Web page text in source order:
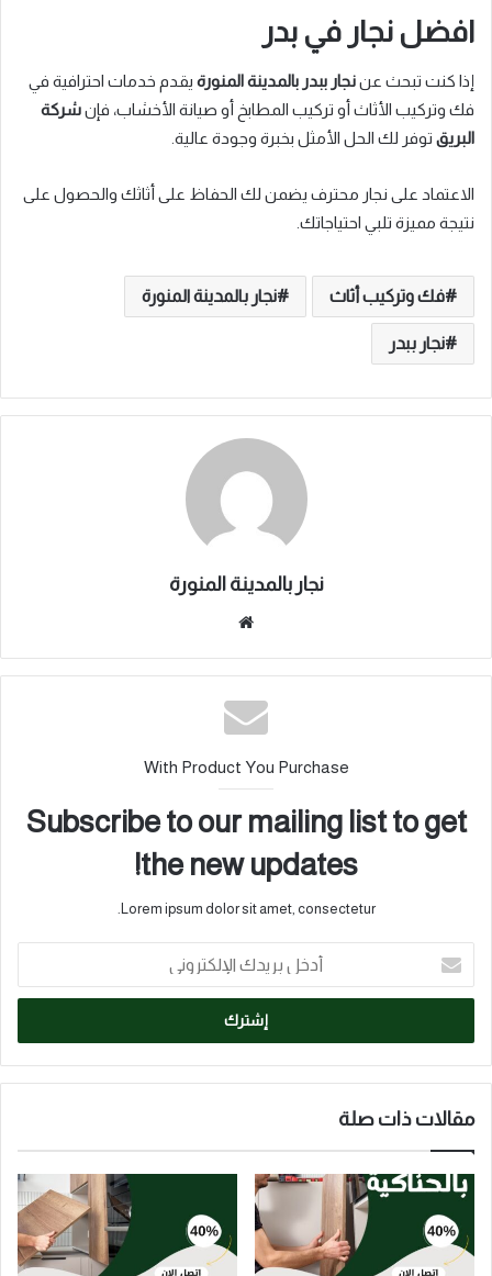
افضل نجار في بدر
إذا كنت تبحث عننجار ببدر بالمدينة المنورة يقدم خدمات احترافية في
فك وتركيب الأثاث أو تركيب المطابخ أو صيانة الأخشاب، فإنشركة
البريق توفر لك الحل الأمثل بخبرة وجودة عالية.
الاعتماد على نجار محترف يضمن لك الحفاظ على أثاثك والحصول على
نتيجة مميزة تلبي احتياجاتك.
فك وتركيب أثاث نجار بالمدينة المنورة
نجار ببدر
نجار بالمدينة المنورة
With Product You Purchase
Subscribe to our mailing list to get
the new updates!
Lorem ipsum dolor sit amet, consectetur.
بريدك
الإلكتروني
مقالات ذات صلة